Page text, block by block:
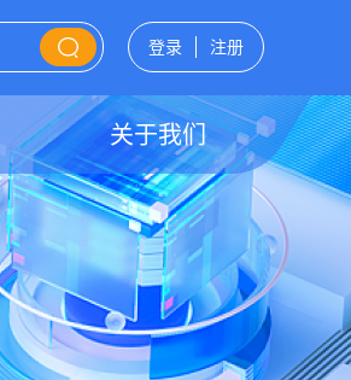
登录 注册
关于我们